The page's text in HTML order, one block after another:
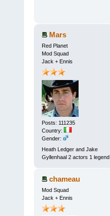
Mars
Red Planet
Mod Squad
Jack + Ennis
Posts: 111235
Country:
Gender:
Heath Ledger and Jake
Gyllenhaal 2 actors 1 legend
chameau
Mod Squad
Jack + Ennis